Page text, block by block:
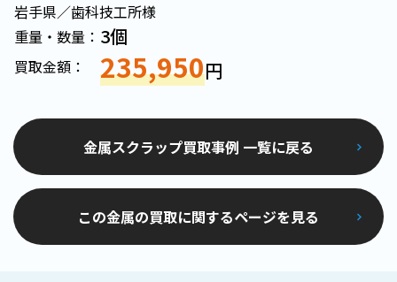
岩手県／歯科技工所様
重量・数量： 3個
買取金額： 235,950円
金属スクラップ買取事例 一覧に戻る
この金属の買取に関するページを見る